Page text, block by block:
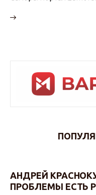
АНДРЕЙ
ПРОБЛЕМЫ ЕСТЬ